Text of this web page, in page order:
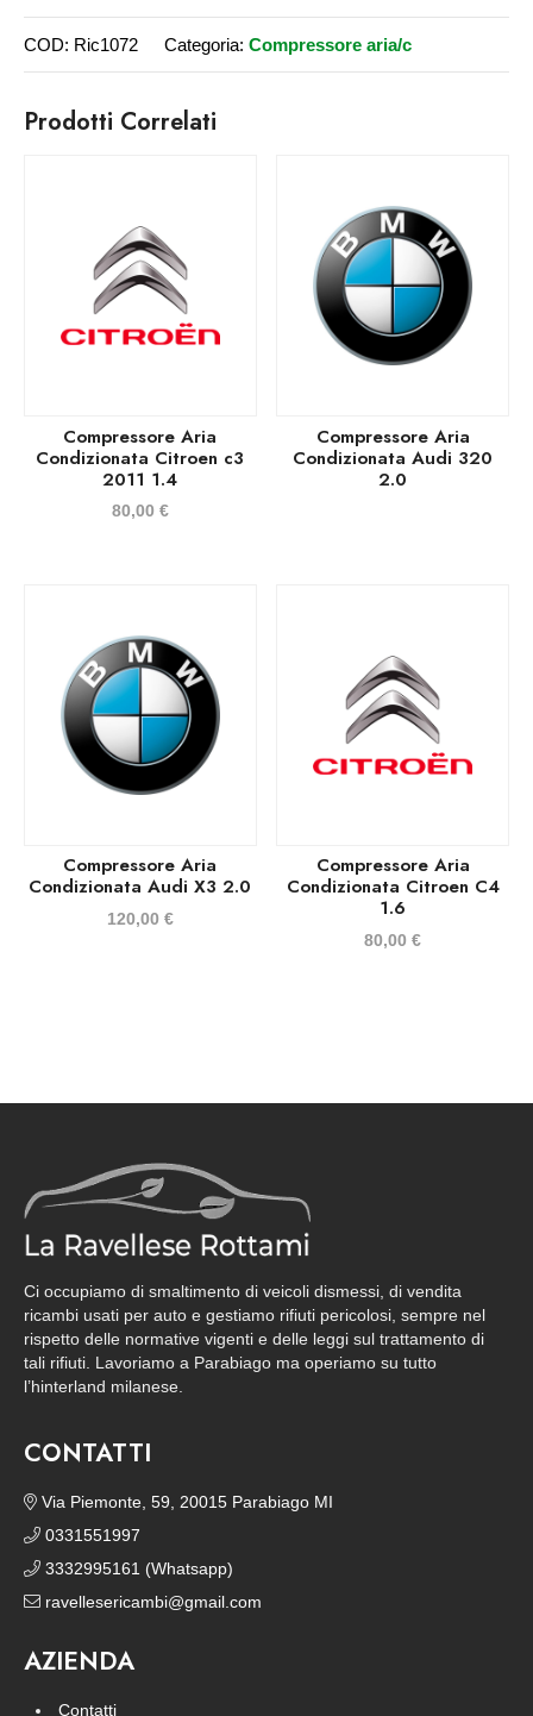
COD: Ric1072 Categoria: Compressore aria/c
Prodotti Correlati
Compressore Aria
Condizionata Citroen c3
2011 1.4
80,00 €
Compressore Aria
Condizionata Audi 320
2.0
Compressore Aria
Condizionata Audi X3 2.0
120,00 €
Compressore Aria
Condizionata Citroen C4
1.6
80,00€
Ci occupiamo di smaltimento di veicoli dismessi, di vendita
ricambi usati per auto e gestiamo rifiuti pericolosi, sempre nel
rispetto delle normative vigenti e delle leggi sul trattamento di
tali rifiuti. Lavoriamo a Parabiago ma operiamo su tutto
l’hinterland milanese.
CONTATTI
Via Piemonte, 59, 20015 Parabiago MI
0331551997
3332995161 (Whatsapp)
ravellesericambi@gmail.com
AZIENDA
Contatti